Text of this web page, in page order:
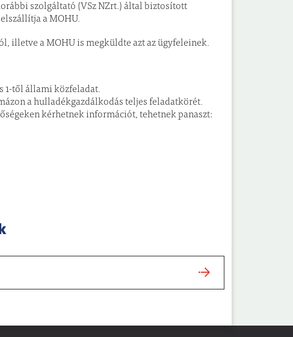
szolgáltató (VSz NZrt.) által biztosított
a MOHU.
illetve a MOHU is megküldte azt az ügyfeleinek.
1-től állami közfeladat.
a hulladékgazdálkodás teljes feladatkörét.
kérhetnek információt, tehetnek panaszt: